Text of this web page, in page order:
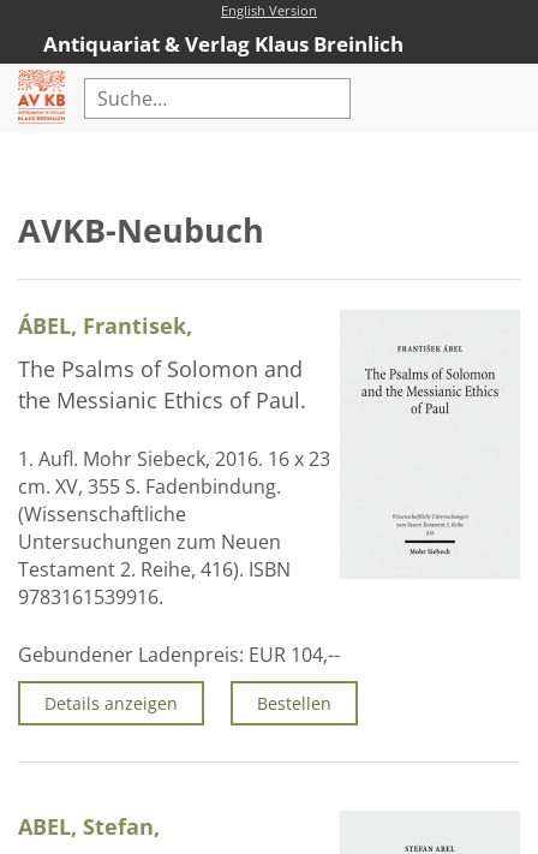
English Version
Antiquariat & Verlag Klaus Breinlich
Antiquariat
Kataloge
Neubücher
AVKB-Edition
Buchempfehlungen
Neubuchsortiment
Über uns
Meine Tätigkeitsfelder
Buchbinderei und Restauration
Glossar und Bibliographien
AVKB-Neubuch
ÁBEL, Frantisek,
The Psalms of Solomon and
the Messianic Ethics of Paul.
1. Aufl. Mohr Siebeck, 2016. 16 x 23
cm. XV, 355 S. Fadenbindung.
(Wissenschaftliche
Untersuchungen zum Neuen
Testament 2. Reihe, 416). ISBN
9783161539916.
Gebundener Ladenpreis: EUR 104,--
Details anzeigen Bestellen
ABEL, Stefan,